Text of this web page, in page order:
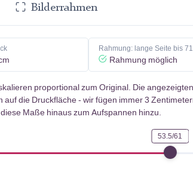
Bilderrahmen
Rahmung: lange Seite bis
Rahmung möglich
proportional zum Original. Die
auf die Druckfläche - wir fügen immer 3
Maße hinaus zum Aufspannen hinzu.
53.5/61